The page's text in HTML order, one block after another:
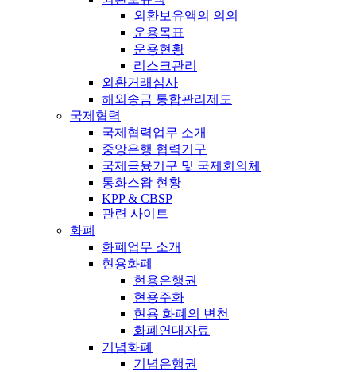
외환보유액의 의의
운용목표
운용현황
리스크관리
외환거래심사
해외송금 통합관리제도
국제협력
국제협력업무 소개
중앙은행 협력기구
국제금융기구 및 국제회의체
통화스왑 현황
KPP & CBSP
관련 사이트
화폐
화폐업무 소개
현용화폐
현용은행권
현용주화
현용 화폐의 변천
화폐연대자료
기념화폐
기념은행권